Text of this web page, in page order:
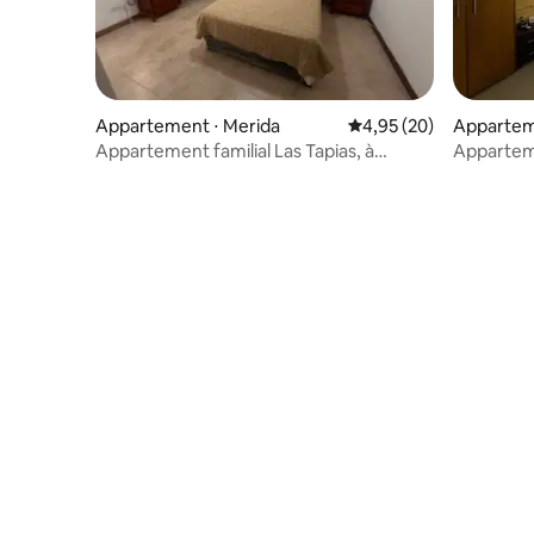
Appartement ⋅ Merida Évaluation moyenne
4,95 (20)
Appartement familial Las Tapias, à